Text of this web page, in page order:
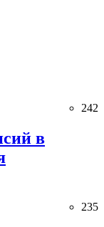
242
в
235